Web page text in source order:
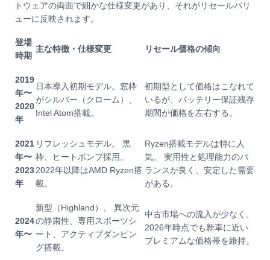
トウェアの両面で細かな仕様変更があり、それがリセールバリ
ューに反映されます。
登場
時期
主な特徴・仕様変更 リセール価格の傾向
2019
年〜
2020
年
日本導入初期モデル。窓枠
がシルバー（クローム）、
Intel Atom搭載。
初期型として価格はこなれて
いるが、バッテリー保証残存
期間が価格を左右する。
2021
年〜
2023
年
リフレッシュモデル。 黒
枠、ヒートポンプ採用。
2022年以降はAMD Ryzen搭
載。
Ryzen搭載モデルは特に人
気。 実用性と処理能力のバ
ランスが良く、安定した需要
がある。
2024
年〜
新型（Highland）。 異次元
の静粛性、専用スポーツシ
ート、アクティブダンピン
グ搭載。
中古市場への流入が少なく、
2026年時点でも新車に近い
プレミアムな価格帯を維持。